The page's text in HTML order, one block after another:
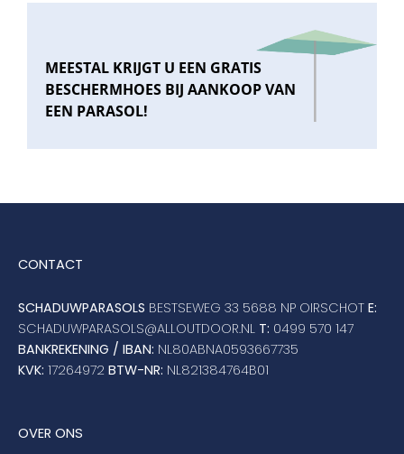
MEESTAL KRIJGT U EEN GRATIS
BESCHERMHOES BIJ AANKOOP VAN
EEN PARASOL!
CONTACT
SCHADUWPARASOLS BESTSEWEG 33 5688 NP OIRSCHOT E:
SCHADUWPARASOLS@ALLOUTDOOR.NL T: 0499 570 147
BANKREKENING / IBAN: NL80ABNA0593667735
KVK: 17264972 BTW-NR: NL821384764B01
OVER ONS